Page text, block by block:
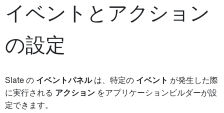
イベントとアクション
の設定
Slate の イベントパネルは、特定の イベント が発生した際
に実行される アクション をアプリケーションビルダーが設
定できます。